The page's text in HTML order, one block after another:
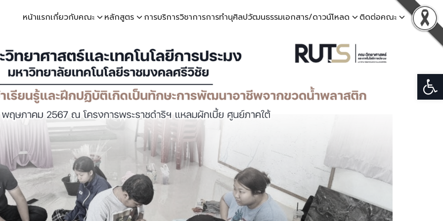
หน้าแรกเกี่ยวกับคณะ หลักสูตร การบริการวิชาการการทำนุศิลปวัฒนธรรมเอกสาร/ดาวน์โหลด
ติดต่อคณะ